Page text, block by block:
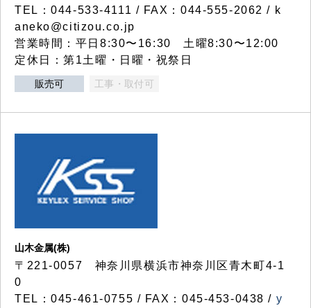
TEL：044-533-4111 / FAX：044-555-2062 / k
aneko@citizou.co.jp
営業時間：平日8:30〜16:30 土曜8:30〜12:00
定休日：第1土曜・日曜・祝祭日
販売可 工事・取付可
山木金属(株)
〒221-0057 神奈川県横浜市神奈川区青木町4-1
0
TEL：045-461-0755 / FAX：045-453-0438 / y